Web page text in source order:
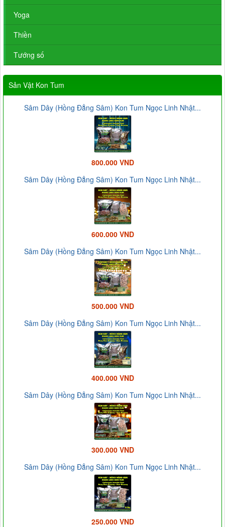
Yoga
Thiền
Tướng số
Sản Vật Kon Tum
Sâm Dây (Hồng Đẳng Sâm) Kon Tum Ngọc Linh Nhật...
800.000 VND
Sâm Dây (Hồng Đẳng Sâm) Kon Tum Ngọc Linh Nhật...
600.000 VND
Sâm Dây (Hồng Đẳng Sâm) Kon Tum Ngọc Linh Nhật...
500.000 VND
Sâm Dây (Hồng Đẳng Sâm) Kon Tum Ngọc Linh Nhật...
400.000 VND
Sâm Dây (Hồng Đẳng Sâm) Kon Tum Ngọc Linh Nhật...
300.000 VND
Sâm Dây (Hồng Đẳng Sâm) Kon Tum Ngọc Linh Nhật...
250.000 VND